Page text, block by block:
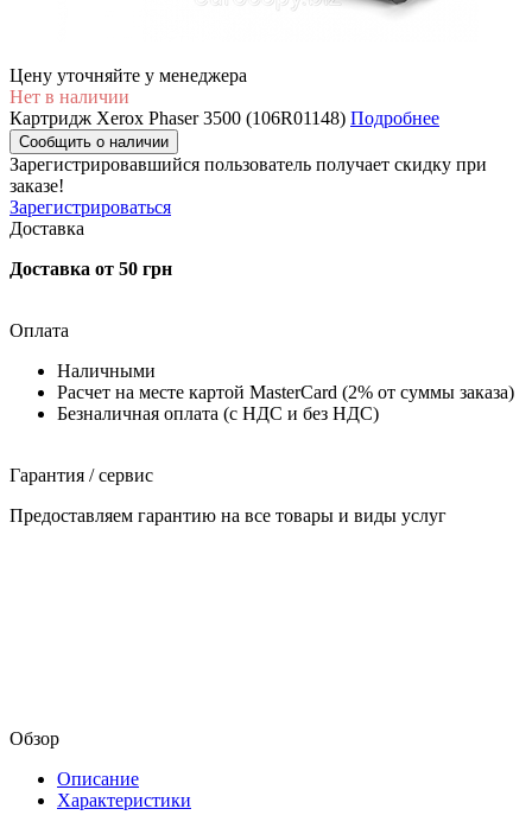
Цену уточняйте у менеджера
Нет в наличии
Картридж Xerox Phaser 3500 (106R01148) Подробнее
Сообщить о наличии
Зарегистрировавшийся пользователь получает скидку при
заказе!
Зарегистрироваться
Доставка
Доставка от 50 грн
Оплата
Наличными
Расчет на месте картой MasterCard (2% от суммы заказа)
Безналичная оплата (с НДС и без НДС)
Гарантия / сервис
Предоставляем гарантию на все товары и виды услуг
Обзор
Описание
Характеристики